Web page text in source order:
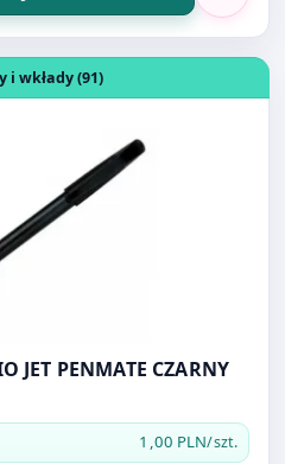
TRIO JET PENMATE
i wkłady (91)
JET PENMATE CZARNY
1,00 PLN/szt.